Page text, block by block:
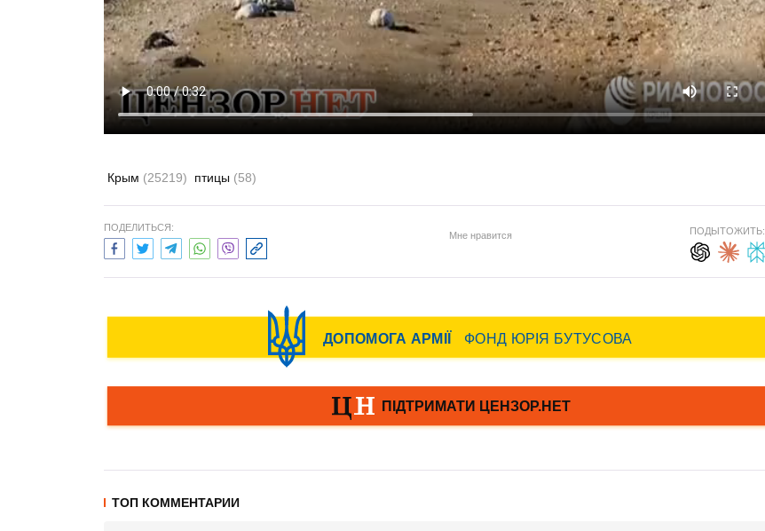
Крым (25219) птицы (58)
ПОДЕЛИТЬСЯ:
Мне нравится ПОДЫТОЖИТЬ:
ТОП КОММЕНТАРИИ